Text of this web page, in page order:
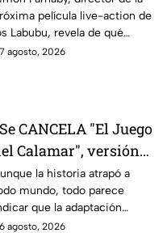
cuándo se estrena
película live-action de
Labubu, revela de qué
la cinta. Aquí te
agosto, 2026
CANCELA "El Juego
Calamar", versión
Unidos? Esto
lo que se sabe al
la historia atrapó a
mundo, todo parece
que la adaptación
ser cancelada:
agosto, 2026